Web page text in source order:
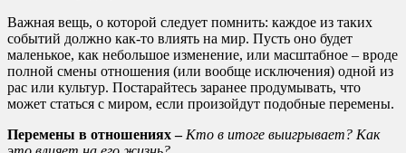
Важная вещь, о которой следует помнить: каждое из таких
событий должно как-то влиять на мир. Пусть оно будет
маленькое, как небольшое изменение, или масштабное – вроде
полной смены отношения (или вообще исключения) одной из
рас или культур. Постарайтесь заранее продумывать, что
может статься с миром, если произойдут подобные перемены.
Перемены в отношениях – Кто в итоге выигрывает? Как